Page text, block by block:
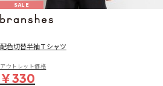
SALE
配色切替半袖Ｔシャツ
アウトレット価格
￥330